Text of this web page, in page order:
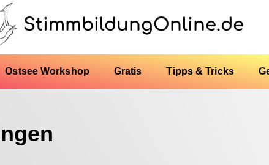
StimmbildungOnline.de
Ostsee Workshop Gratis Tipps & Tricks